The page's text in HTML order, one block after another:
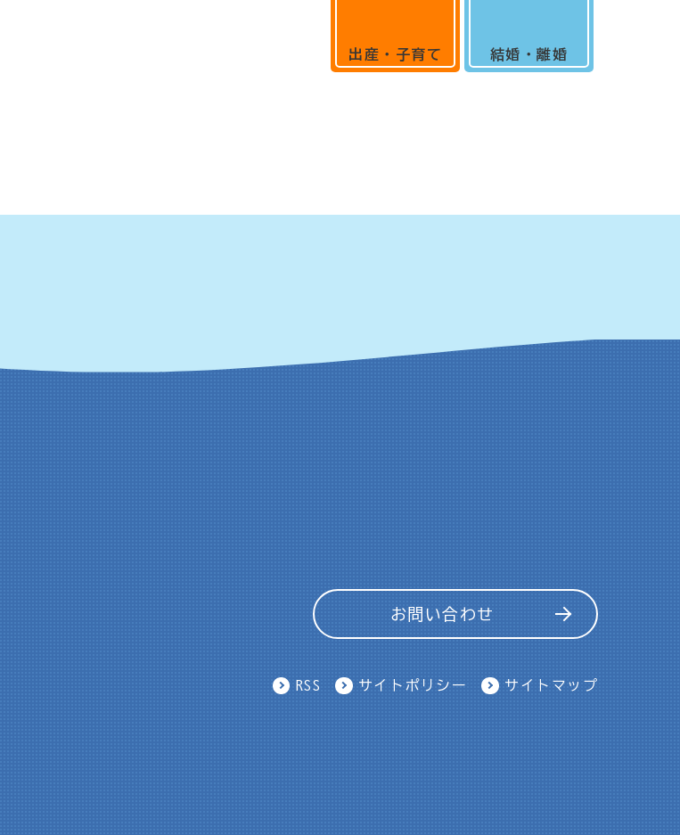
出産・子育て 結婚・離婚
お問い合わせ
RSS サイトポリシー サイトマップ